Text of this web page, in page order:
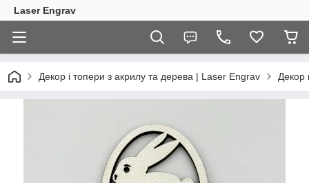
Laser Engrav
Декор і топери з акрилу та дерева | Laser Engrav Декор